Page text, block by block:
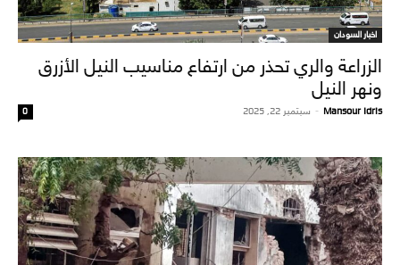
اخبار السودان
الزراعة والري تحذر من ارتفاع مناسيب النيل الأزرق
ونهر النيل
Mansour Idris
- سبتمبر 22, 2025 0